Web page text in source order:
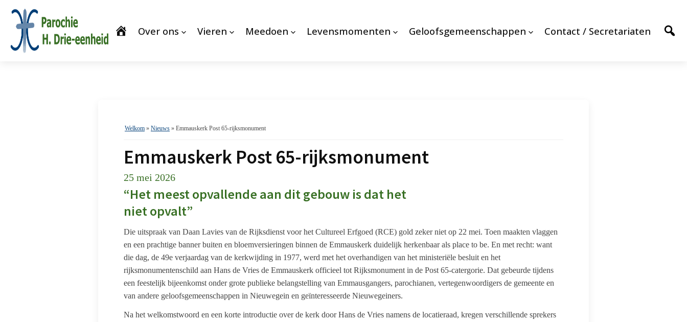
Over ons Vieren Meedoen Levensmomenten Geloofsgemeenschappen Contact / Secretariaten
Welkom » Nieuws » Emmauskerk Post 65-rijksmonument
Emmauskerk Post 65-rijksmonument
25 mei 2026
“Het meest opvallende aan dit gebouw is dat het
niet opvalt”
Die uitspraak van Daan Lavies van de Rijksdienst voor het Cultureel Erfgoed (RCE) gold zeker niet op 22 mei. Toen maakten vlaggen
en een prachtige banner buiten en bloemversieringen binnen de Emmauskerk duidelijk herkenbaar als place to be. En met recht: want
die dag, de 49e verjaardag van de kerkwijding in 1977, werd met het overhandigen van het ministeriële besluit en het
rijksmonumentenschild aan Hans de Vries de Emmauskerk officieel tot Rijksmonument in de Post 65-catergorie. Dat gebeurde tijdens
een feestelijk bijeenkomst onder grote publieke belangstelling van Emmausgangers, parochianen, vertegenwoordigers de gemeente en
van andere geloofsgemeenschappen in Nieuwegein en geïnteresseerde Nieuwegeiners.
Na het welkomstwoord en een korte introductie over de kerk door Hans de Vries namens de locatieraad, kregen verschillende sprekers